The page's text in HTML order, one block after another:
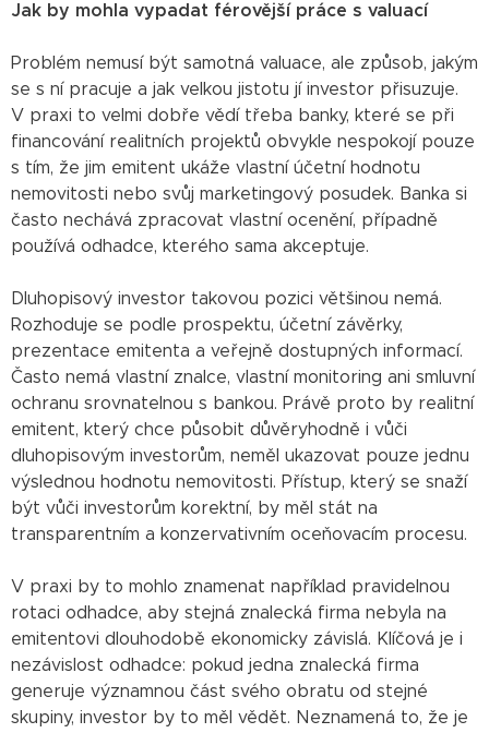
Jak by mohla vypadat férovější práce s valuací
Problém nemusí být samotná valuace, ale způsob, jakým
se s ní pracuje a jak velkou jistotu jí investor přisuzuje.
V praxi to velmi dobře vědí třeba banky, které se při
financování realitních projektů obvykle nespokojí pouze
s tím, že jim emitent ukáže vlastní účetní hodnotu
nemovitosti nebo svůj marketingový posudek. Banka si
často nechává zpracovat vlastní ocenění, případně
používá odhadce, kterého sama akceptuje.
Dluhopisový investor takovou pozici většinou nemá.
Rozhoduje se podle prospektu, účetní závěrky,
prezentace emitenta a veřejně dostupných informací.
Často nemá vlastní znalce, vlastní monitoring ani smluvní
ochranu srovnatelnou s bankou. Právě proto by realitní
emitent, který chce působit důvěryhodně i vůči
dluhopisovým investorům, neměl ukazovat pouze jednu
výslednou hodnotu nemovitosti. Přístup, který se snaží
být vůči investorům korektní, by měl stát na
transparentním a konzervativním oceňovacím procesu.
V praxi by to mohlo znamenat například pravidelnou
rotaci odhadce, aby stejná znalecká firma nebyla na
emitentovi dlouhodobě ekonomicky závislá. Klíčová je i
nezávislost odhadce: pokud jedna znalecká firma
generuje významnou část svého obratu od stejné
skupiny, investor by to měl vědět. Neznamená to, že je